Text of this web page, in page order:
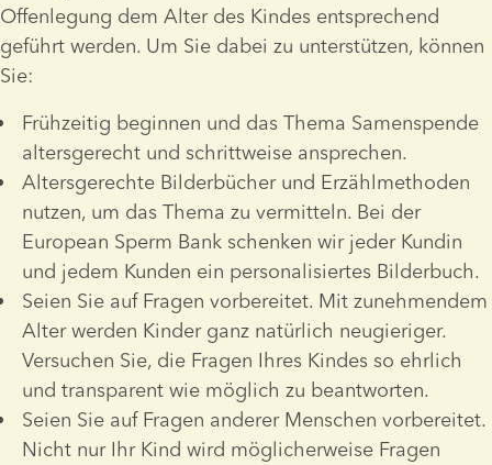
Offenlegung dem Alter des Kindes entsprechend
geführt werden. Um Sie dabei zu unterstützen, können
Sie:
Frühzeitig beginnen und das Thema Samenspende
altersgerecht und schrittweise ansprechen.
Altersgerechte Bilderbücher und Erzählmethoden
nutzen, um das Thema zu vermitteln. Bei der
European Sperm Bank schenken wir jeder Kundin
und jedem Kunden ein personalisiertes Bilderbuch.
Seien Sie auf Fragen vorbereitet. Mit zunehmendem
Alter werden Kinder ganz natürlich neugieriger.
Versuchen Sie, die Fragen Ihres Kindes so ehrlich
und transparent wie möglich zu beantworten.
Seien Sie auf Fragen anderer Menschen vorbereitet.
Nicht nur Ihr Kind wird möglicherweise Fragen